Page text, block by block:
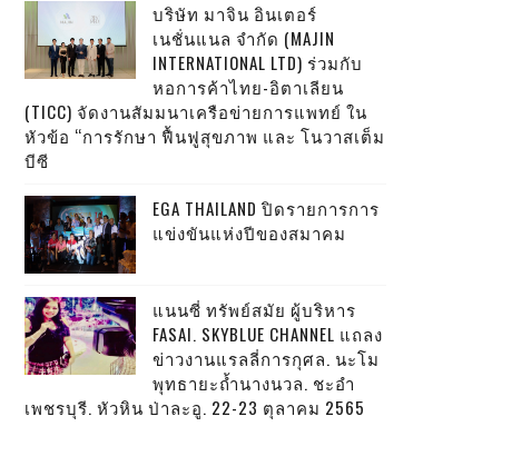
บริษัท มาจิน อินเตอร์
เนชั่นแนล จำกัด (MAJIN
INTERNATIONAL LTD) ร่วมกับ
หอการค้าไทย-อิตาเลียน
(TICC) จัดงานสัมมนาเครือข่ายการแพทย์ ใน
หัวข้อ “การรักษา ฟื้นฟูสุขภาพ และ โนวาสเต็ม
บีซี
EGA THAILAND ปิดรายการการ
แข่งขันแห่งปีของสมาคม
แนนซี่ ทรัพย์สมัย ผู้บริหาร
FASAI. SKYBLUE CHANNEL แถลง
ข่าวงานแรลลี่การกุศล. นะโม
พุทธายะถ้ำนางนวล. ชะอำ
เพชรบุรี. หัวหิน ป่าละอู. 22-23 ตุลาคม 2565